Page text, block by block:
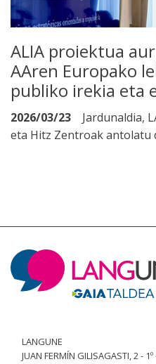
ALIA proiektua
AAren Europako
publiko irekia eta
2026/03/23
Jardunaldia,
eta Hitz Zentroak antolatu
LANGUNE
JUAN FERMÍN GILISAGASTI, 2 -